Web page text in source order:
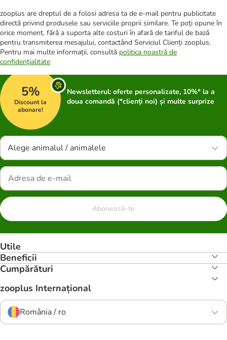
zooplus are dreptul de a folosi adresa ta de e-mail pentru publicitate
directă privind produsele sau serviciile proprii similare. Te poți opune în
orice moment, fără a suporta alte costuri în afară de tariful de bază
pentru transmiterea mesajului, contactând Serviciul Clienți zooplus.
Pentru mai multe informații, consultă politica noastră de
confidențialitate
5%
Discount la
abonare!
Newsletterul: oferte personalizate, 10%* la a
doua comandă (*clienți noi) și multe surprize
Alege animalul / animalele
Abonează-te
Utile
Beneficii
Cumpărături
zooplus Internațional
România / ro